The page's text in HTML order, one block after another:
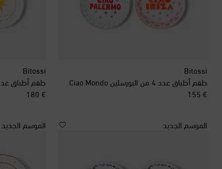
Bitossi
طقم أطباق عدد 4 من البورسلين Ciao Mondo
€ 155
original price
Bitossi
€ 180
original price
الموسم الجديد الموسم الجديد